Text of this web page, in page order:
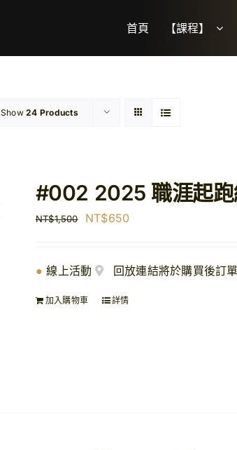
首頁 【課程】
Show24 Products
#002 2025 職涯起
NT$1,500
原
格：
NT$1,500。
NT$650
格：
● 線上活動 回放連結將於購買後訂
加入購物車 詳情